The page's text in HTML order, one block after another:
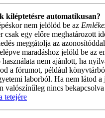
kiléptetésre automatikusan?
nem jelölöd be az
csak egy előre meghatározott
meggátolja az
maradáshoz jelöld be az
nem ajánlott, ha
a fórumot, például
laborból. Ha nem látod a
valószínűleg nincs
tetejére